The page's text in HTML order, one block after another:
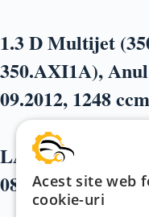
1.3 D Multijet
350.AXI1A),
09.2012, 1248
LANCIA Ypsilon
08.2018 , 95 CP)
Acest site web
cookie-uri